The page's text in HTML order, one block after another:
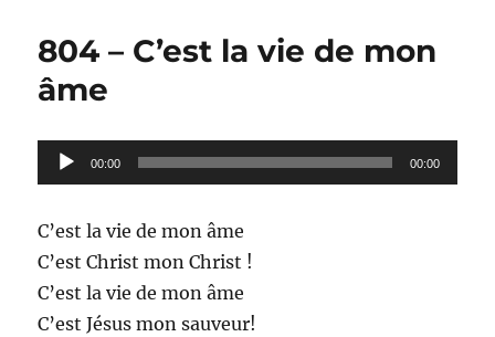
nouveau
804 – C’est la vie de mon
âme
Lecteur
audio
00:00 00:00
C’est la vie de mon âme
C’est Christ mon Christ !
C’est la vie de mon âme
C’est Jésus mon sauveur!